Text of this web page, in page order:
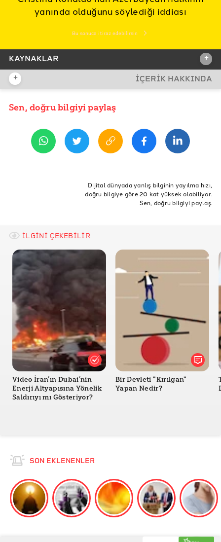
yanında olduğunu söylediği iddiası
Bu sonuca itiraz edebilirsin
KAYNAKLAR +
İDDİA KAYNAĞI
REFERANSLAR
AS Roma’nın Ermenistan’a gönderdiği paketler ile ilgili
yaptığı resmi açıklama
+ İÇERİK HAKKINDA
YAYIN TARİHİ
Doğruluk Payı Yardım
Doğrulama
ermenistan ronaldo
as roma
azerbaycan halkının yanındayım
Sen, doğru bilgiyi paylaş
Dijital dünyada yanlış bilginin yayılma hızı,
doğru bilgiye göre 20 kat yüksek olabiliyor.
Sen, doğru bilgiyi paylaş.
İLGİNİ ÇEKEBİLİR
Video İran’ın Dubai’nin
Enerji Altyapısına Yönelik
Saldırıyı mı Gösteriyor?
Bir Devleti "Kırılgan"
Yapan Nedir?
SON EKLENENLER